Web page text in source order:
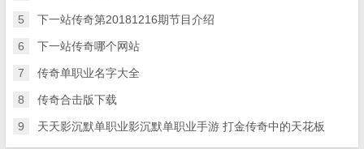
5 下一站传奇第20181216期节目介绍
6 下一站传奇哪个网站
7 传奇单职业名字大全
8 传奇合击版下载
9 天天影沉默单职业影沉默单职业手游 打金传奇中的天花板